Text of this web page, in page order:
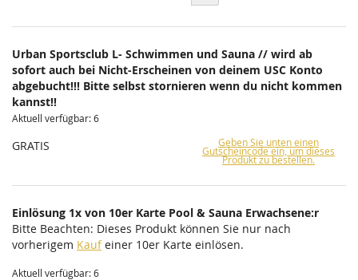
Urban Sportsclub L- Schwimmen und Sauna // wird ab
sofort auch bei Nicht-Erscheinen von deinem USC Konto
abgebucht!!! Bitte selbst stornieren wenn du nicht kommen
kannst!!
Aktuell verfügbar: 6
GRATIS Geben Sie unten einen
Gutscheincode ein, um dieses
Produkt zu bestellen.
Einlösung 1x von 10er Karte Pool & Sauna Erwachsene:r
Bitte Beachten: Dieses Produkt können Sie nur nach
vorherigem Kaufeiner 10er Karte einlösen.
Aktuell verfügbar: 6